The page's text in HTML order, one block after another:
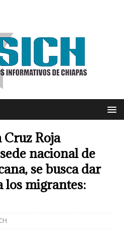
Cruz Roja
nacional de
se busca dar
los migrantes: